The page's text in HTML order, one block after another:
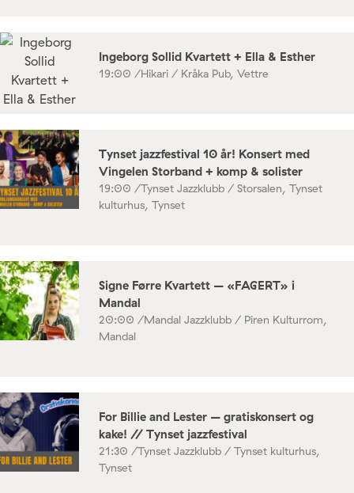
Ingeborg Sollid Kvartett + Ella & Esther
19:00 /Hikari / Kråka Pub, Vettre
Tynset jazzfestival 10 år! Konsert med
Vingelen Storband + komp & solister
19:00 /Tynset Jazzklubb / Storsalen, Tynset
kulturhus, Tynset
Signe Førre Kvartett – «FAGERT» i
Mandal
20:00 /Mandal Jazzklubb / Piren Kulturrom,
Mandal
For Billie and Lester – gratiskonsert og
kake! // Tynset jazzfestival
21:30 /Tynset Jazzklubb / Tynset kulturhus,
Tynset